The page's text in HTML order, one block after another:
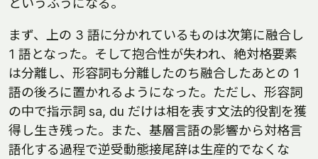
というふうになる。
まず、上の 3 語に分かれているものは次第に融合し
1 語となった。そして抱合性が失われ、絶対格要素
は分離し、形容詞も分離したのち融合したあとの 1
語の後ろに置かれるようになった。ただし、形容詞
の中で指示詞 sa, du だけは相を表す文法的役割を獲
得し生き残った。また、基層言語の影響から対格言
語化する過程で逆受動態接尾辞は生産的でなくな